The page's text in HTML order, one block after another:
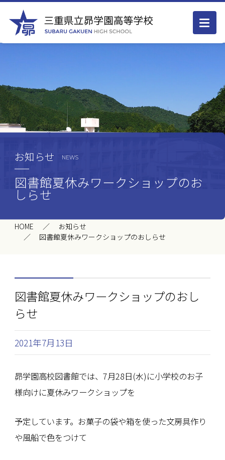
お知らせ NEWS
図書館夏休みワークショップのお
しらせ
HOME
お知らせ
図書館夏休みワークショップのおしらせ
図書館夏休みワークショップのおし
らせ
2021年7月13日
昴学園高校図書館では、7月28日(水)に小学校のお子
様向けに夏休みワークショップを
予定しています。お菓子の袋や箱を使った文房具作り
や風船で色をつけて